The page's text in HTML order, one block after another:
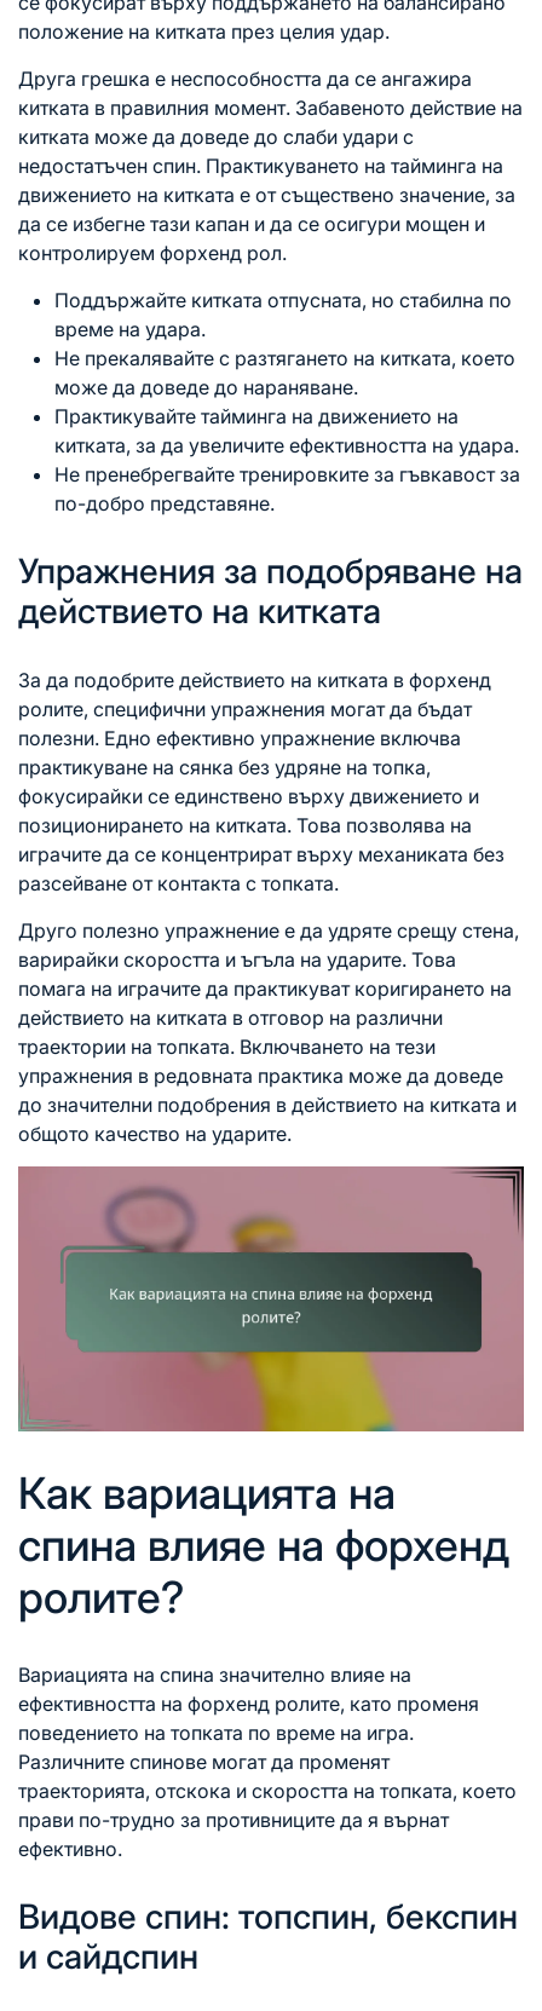
положение на китката през целия удар.
Друга грешка е неспособността да се ангажира
китката в правилния момент. Забавеното действие на
китката може да доведе до слаби удари с
недостатъчен спин. Практикуването на тайминга на
движението на китката е от съществено значение, за
да се избегне тази капан и да се осигури мощен и
контролируем форхенд рол.
Поддържайте китката отпусната, но стабилна по
време на удара.
Не прекалявайте с разтягането на китката, което
може да доведе до нараняване.
Практикувайте тайминга на движението на
китката, за да увеличите ефективността на удара.
Не пренебрегвайте тренировките за гъвкавост за
по-добро представяне.
Упражнения за подобряване на
действието на китката
За да подобрите действието на китката в форхенд
ролите, специфични упражнения могат да бъдат
полезни. Едно ефективно упражнение включва
практикуване на сянка без удряне на топка,
фокусирайки се единствено върху движението и
позиционирането на китката. Това позволява на
играчите да се концентрират върху механиката без
разсейване от контакта с топката.
Друго полезно упражнение е да удряте срещу стена,
варирайки скоростта и ъгъла на ударите. Това
помага на играчите да практикуват коригирането на
действието на китката в отговор на различни
траектории на топката. Включването на тези
упражнения в редовната практика може да доведе
до значителни подобрения в действието на китката и
общото качество на ударите.
Как вариацията на
спина влияе на форхенд
ролите?
Вариацията на спина значително влияе на
ефективността на форхенд ролите, като променя
поведението на топката по време на игра.
Различните спинове могат да променят
траекторията, отскока и скоростта на топката, което
прави по-трудно за противниците да я върнат
ефективно.
Видове спин: топспин, бекспин
и сайдспин